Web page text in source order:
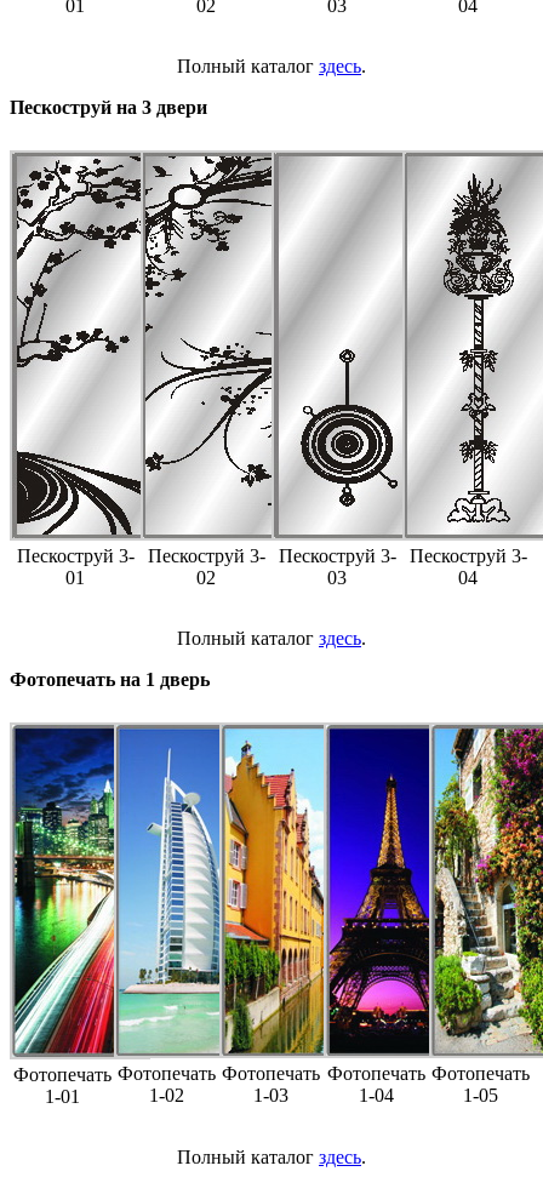
01
02
03
04
Полный каталог здесь.
Пескоструй на 3 двери
Пескоструй 3-
01
Пескоструй 3-
02
Пескоструй 3-
03
Пескоструй 3-
04
Полный каталог здесь.
Фотопечать на 1 дверь
Фотопечать
1-01
Фотопечать
1-02
Фотопечать
1-03
Фотопечать
1-04
Фотопечать
1-05
Полный каталог здесь.